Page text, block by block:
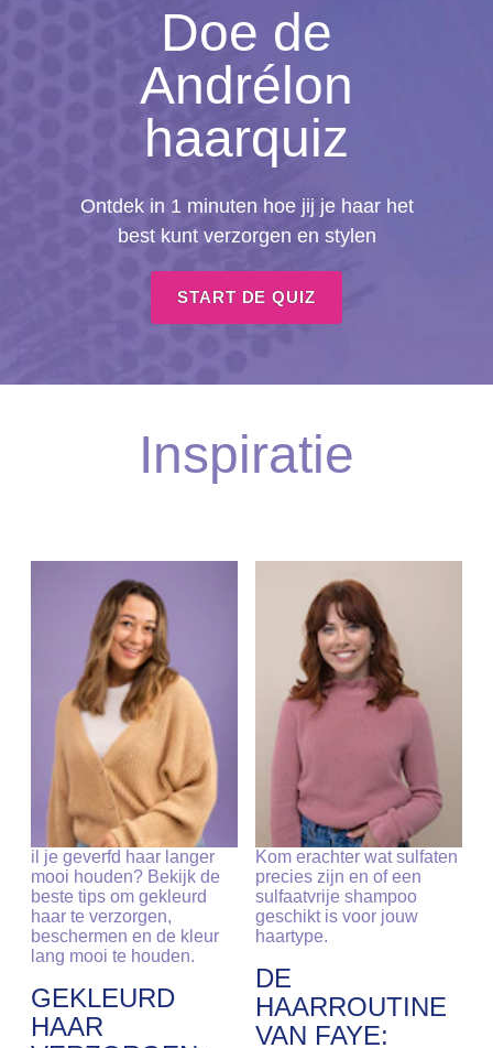
Doe de
Andrélon
haarquiz
Ontdek in 1 minuten hoe jij je haar het
best kunt verzorgen en stylen
START DE QUIZ
Inspiratie
il je geverfd haar langer
mooi houden? Bekijk de
beste tips om gekleurd
haar te verzorgen,
beschermen en de kleur
lang mooi te houden.
GEKLEURD
HAAR
Kom erachter wat sulfaten
precies zijn en of een
sulfaatvrije shampoo
geschikt is voor jouw
haartype.
DE
HAARROUTINE
VAN FAYE: